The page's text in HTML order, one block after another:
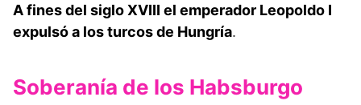
A fines del siglo XVIII el emperador Leopoldo I
expulsó a los tur­cos de Hungría.
Soberanía de los Habsburgo